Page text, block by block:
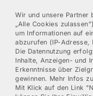
Mein Konto
Kundenregistrierung
Kontakt/Hotline
Newsletter
Wir und unsere Partner
„Alle Cookies
um Informationen auf
abzurufen (IP-Adresse,
Die Datennutzung
Inhalte, Anzeigen- und
Erkenntnisse über
gewinnen. Mehr Infos
Mit Klick auf den Link